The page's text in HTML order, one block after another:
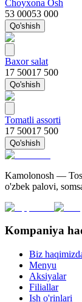
Choyxona Osh
53 00053 000
Qo'shish
Baxor salat
17 50017 500
Qo'shish
Tomatli assorti
17 50017 500
Qo'shish
Kamolonosh —
o'zbek palovi,
Kompaniya
Biz
Menyu
Aksiyalar
Filiallar
Ish o'rinlari